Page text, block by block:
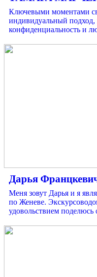
Ключевыми моментами
индивидуальный подход,
конфиденциальность и
Дарья
Меня зовут Дарья и я
по Женеве.
удовольствием